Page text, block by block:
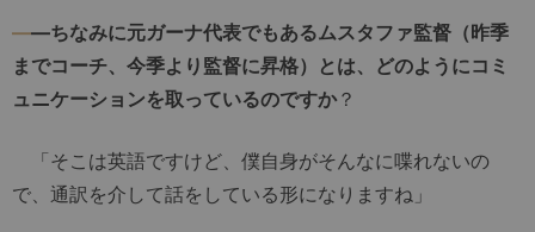
――ちなみに元ガーナ代表でもあるムスタファ監督（昨季
までコーチ、今季より監督に昇格）とは、どのようにコミ
ュニケーションを取っているのですか ？
「そこは英語ですけど、僕自身がそんなに喋れないの
で、通訳を介して話をしている形になりますね」